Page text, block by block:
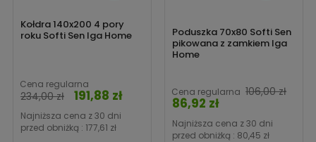
Kołdra 140x200 4 pory
roku Softi Sen Iga Home
Cena regularna
234,00 zł Cena
191,88 zł
Najniższa cena z 30 dni
przed obniżką : 177,61 zł
Poduszka 70x80 Softi Sen
pikowana z zamkiem Iga
Home
Cena regularna 106,00 zł
Cena
86,92 zł
Najniższa cena z 30 dni
przed obniżką : 80,45 zł